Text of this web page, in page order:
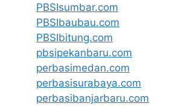
PBSIsumbar.com
PBSIbaubau.com
PBSIbitung.com
pbsipekanbaru.com
perbasimedan.com
perbasisurabaya.com
perbasibanjarbaru.com